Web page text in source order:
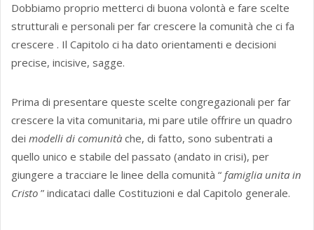
Dobbiamo proprio metterci di buona volontà e fare scelte
strutturali e personali per far crescere la comunità che ci fa
crescere . Il Capitolo ci ha dato orientamenti e decisioni
precise, incisive, sagge.
Prima di presentare queste scelte congregazionali per far
crescere la vita comunitaria, mi pare utile offrire un quadro
dei modelli di comunità che, di fatto, sono subentrati a
quello unico e stabile del passato (andato in crisi), per
giungere a tracciare le linee della comunità “ famiglia unita in
Cristo ” indicataci dalle Costituzioni e dal Capitolo generale.